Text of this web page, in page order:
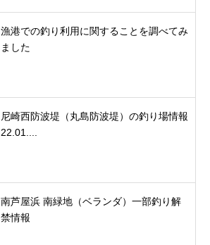
漁港での釣り利用に関することを調べてみ
ました
尼崎西防波堤（丸島防波堤）の釣り場情報
22.01....
南芦屋浜 南緑地（ベランダ）一部釣り解
禁情報